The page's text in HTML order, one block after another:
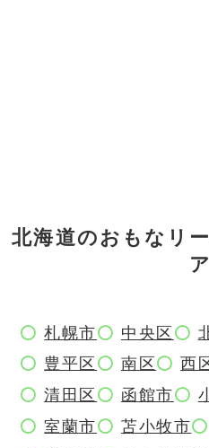
北海道のおもなリ
ア
札幌市 中央区
豊平区
南区 西
清田区
函館市
室蘭市
苫小牧市